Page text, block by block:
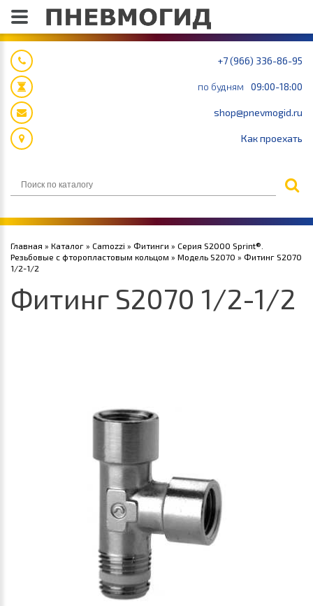
+7 (966) 336-86-95
по будням 09:00-18:00
shop@pnevmogid.ru
Как проехать
Главная » Каталог » Camozzi » Фитинги » Серия S2000 Sprint®.
Резьбовые c фторопластовым кольцом » Модель S2070 » Фитинг S2070
1/2-1/2
Фитинг S2070 1/2-1/2